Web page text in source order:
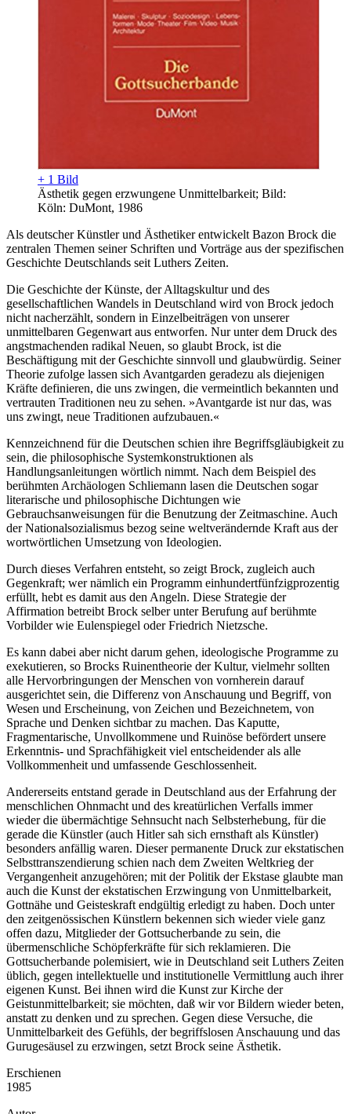
+ 1 Bild
Ästhetik gegen erzwungene Unmittelbarkeit; Bild:
Köln: DuMont, 1986
Als deutscher Künstler und Ästhetiker entwickelt Bazon Brock die
zentralen Themen seiner Schriften und Vorträge aus der spezifischen
Geschichte Deutschlands seit Luthers Zeiten.
Die Geschichte der Künste, der Alltagskultur und des
gesellschaftlichen Wandels in Deutschland wird von Brock jedoch
nicht nacherzählt, sondern in Einzelbeiträgen von unserer
unmittelbaren Gegenwart aus entworfen. Nur unter dem Druck des
angstmachenden radikal Neuen, so glaubt Brock, ist die
Beschäftigung mit der Geschichte sinnvoll und glaubwürdig. Seiner
Theorie zufolge lassen sich Avantgarden geradezu als diejenigen
Kräfte definieren, die uns zwingen, die vermeintlich bekannten und
vertrauten Traditionen neu zu sehen. »Avantgarde ist nur das, was
uns zwingt, neue Traditionen aufzubauen.«
Kennzeichnend für die Deutschen schien ihre Begriffsgläubigkeit zu
sein, die philosophische Systemkonstruktionen als
Handlungsanleitungen wörtlich nimmt. Nach dem Beispiel des
berühmten Archäologen Schliemann lasen die Deutschen sogar
literarische und philosophische Dichtungen wie
Gebrauchsanweisungen für die Benutzung der Zeitmaschine. Auch
der Nationalsozialismus bezog seine weltverändernde Kraft aus der
wortwörtlichen Umsetzung von Ideologien.
Durch dieses Verfahren entsteht, so zeigt Brock, zugleich auch
Gegenkraft; wer nämlich ein Programm einhundertfünfzigprozentig
erfüllt, hebt es damit aus den Angeln. Diese Strategie der
Affirmation betreibt Brock selber unter Berufung auf berühmte
Vorbilder wie Eulenspiegel oder Friedrich Nietzsche.
Es kann dabei aber nicht darum gehen, ideologische Programme zu
exekutieren, so Brocks Ruinentheorie der Kultur, vielmehr sollten
alle Hervorbringungen der Menschen von vornherein darauf
ausgerichtet sein, die Differenz von Anschauung und Begriff, von
Wesen und Erscheinung, von Zeichen und Bezeichnetem, von
Sprache und Denken sichtbar zu machen. Das Kaputte,
Fragmentarische, Unvollkommene und Ruinöse befördert unsere
Erkenntnis- und Sprachfähigkeit viel entscheidender als alle
Vollkommenheit und umfassende Geschlossenheit.
Andererseits entstand gerade in Deutschland aus der Erfahrung der
menschlichen Ohnmacht und des kreatürlichen Verfalls immer
wieder die übermächtige Sehnsucht nach Selbsterhebung, für die
gerade die Künstler (auch Hitler sah sich ernsthaft als Künstler)
besonders anfällig waren. Dieser permanente Druck zur ekstatischen
Selbsttranszendierung schien nach dem Zweiten Weltkrieg der
Vergangenheit anzugehören; mit der Politik der Ekstase glaubte man
auch die Kunst der ekstatischen Erzwingung von Unmittelbarkeit,
Gottnähe und Geisteskraft endgültig erledigt zu haben. Doch unter
den zeitgenössischen Künstlern bekennen sich wieder viele ganz
offen dazu, Mitglieder der Gottsucherbande zu sein, die
übermenschliche Schöpferkräfte für sich reklamieren. Die
Gottsucherbande polemisiert, wie in Deutschland seit Luthers Zeiten
üblich, gegen intellektuelle und institutionelle Vermittlung auch ihrer
eigenen Kunst. Bei ihnen wird die Kunst zur Kirche der
Geistunmittelbarkeit; sie möchten, daß wir vor Bildern wieder beten,
anstatt zu denken und zu sprechen. Gegen diese Versuche, die
Unmittelbarkeit des Gefühls, der begriffslosen Anschauung und das
Gurugesäusel zu erzwingen, setzt Brock seine Ästhetik.
Erschienen
1985